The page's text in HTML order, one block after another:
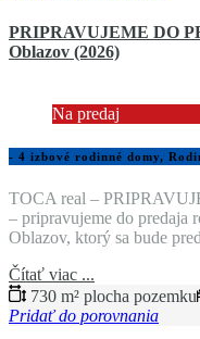
PRIPRAVUJEME DO
Oblazov (2026)
Na predaj
- 4 izbové rodinné domy,
TOCA real –
– pripravujeme do predaja
Oblazov, ktorý sa bude
Čítať viac ...
730 m² plocha pozemku
Pridať do porovnania